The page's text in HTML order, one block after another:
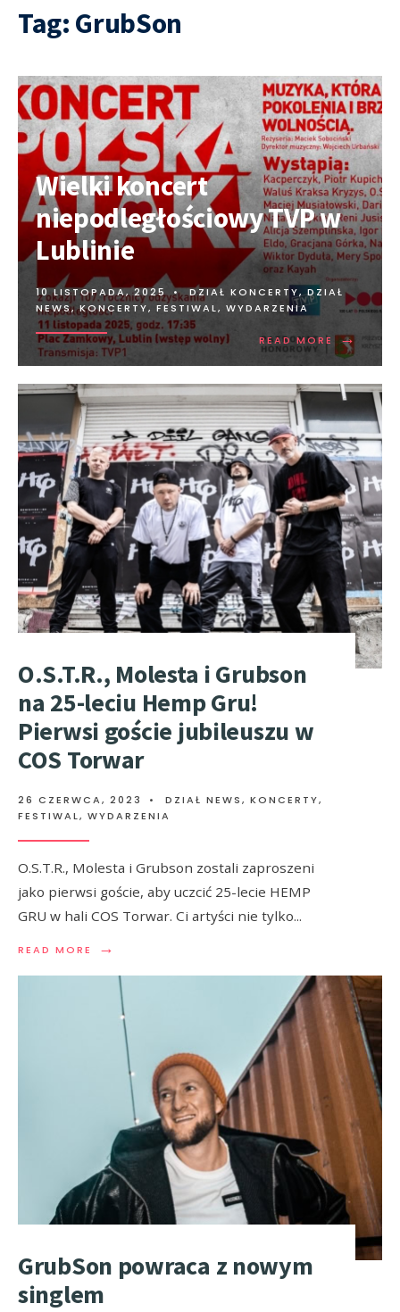
Tag: GrubSon
Wielki koncert
niepodległościowy TVP w
Lublinie
10 LISTOPADA, 2025 • DZIAŁ KONCERTY,DZIAŁ
NEWS,KONCERTY, FESTIWAL, WYDARZENIA
READ MORE →
O.S.T.R., Molesta i Grubson
na 25-leciu Hemp Gru!
Pierwsi goście jubileuszu w
COS Torwar
26 CZERWCA, 2023 • DZIAŁ NEWS, KONCERTY,
FESTIWAL, WYDARZENIA
O.S.T.R., Molesta i Grubson zostali zaproszeni
jako pierwsi goście, aby uczcić 25-lecie HEMP
GRU w hali COS Torwar. Ci artyści nie tylko...
READ MORE →
GrubSon powraca z nowym
singlem